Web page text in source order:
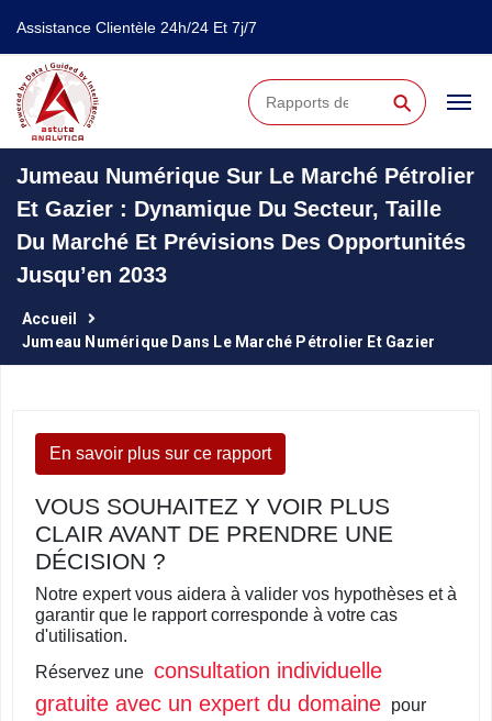
Assistance Clientèle 24h/24 Et 7j/7
⚲
Jumeau Numérique Sur Le Marché Pétrolier
Et Gazier : Dynamique Du Secteur, Taille
Du Marché Et Prévisions Des Opportunités
Jusqu’en 2033
Accueil
Jumeau Numérique Dans Le Marché Pétrolier Et Gazier
En savoir plus sur ce rapport
VOUS SOUHAITEZ Y VOIR PLUS
CLAIR AVANT DE PRENDRE UNE
DÉCISION ?
Notre expert vous aidera à valider vos hypothèses et à
garantir que le rapport corresponde à votre cas
d'utilisation.
Réservez une consultation individuelle
gratuite avec un expert du domaine pour